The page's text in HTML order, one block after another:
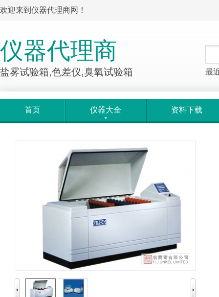
欢迎来到仪器代理商网！
仪器代理商
盐雾试验箱,色差仪,臭氧试验箱 最
首页 仪器大全 资料下载